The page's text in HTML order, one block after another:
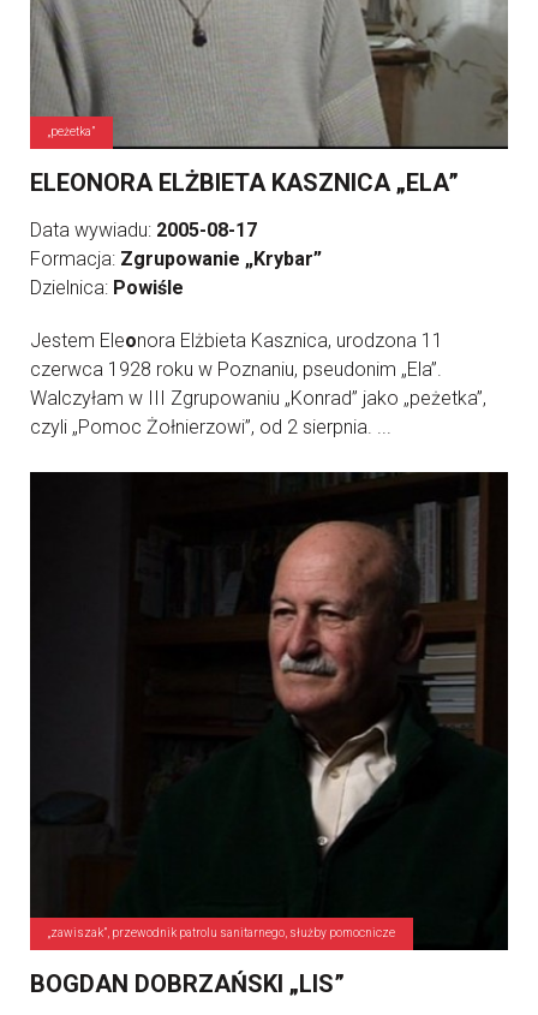
„peżetka”
ELEONORA ELŻBIETA KASZNICA „ELA”
Data wywiadu: 2005-08-17
Formacja: Zgrupowanie „Krybar”
Dzielnica: Powiśle
Jestem Eleonora Elżbieta Kasznica, urodzona 11
czerwca 1928 roku w Poznaniu, pseudonim „Ela”.
Walczyłam w III Zgrupowaniu „Konrad” jako „peżetka”,
czyli „Pomoc Żołnierzowi”, od 2 sierpnia. ...
„zawiszak”, przewodnik patrolu sanitarnego, służby pomocnicze
BOGDAN DOBRZAŃSKI „LIS”